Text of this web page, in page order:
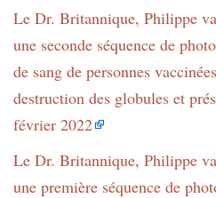
Le Dr. Britannique, Philippe
une seconde séquence de
de sang de personnes
destruction des globules et
février 2022
Le Dr. Britannique, Philippe
une première séquence de